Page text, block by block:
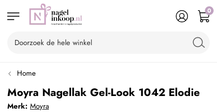
0
Home
Moyra Nagellak Gel-Look 1042 Elodie
Merk: Moyra